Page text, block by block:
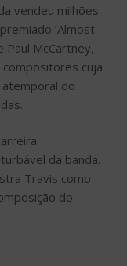
vendeu milhões
‘Almost
Paul McCartney,
compositores cuja
atemporal do
da banda.
Travis como
do